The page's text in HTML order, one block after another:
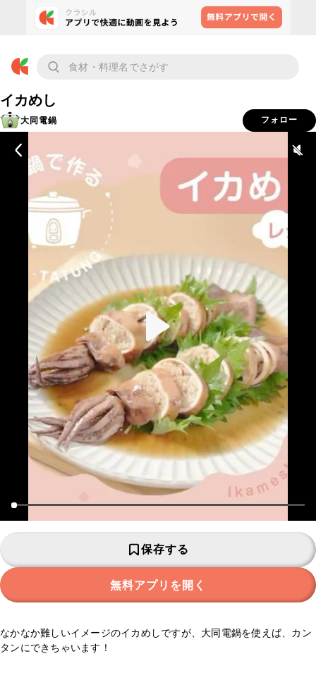
イカめし
大同電鍋 フォロー
保存する
無料アプリを開く
なかなか難しいイメージのイカめしですが、大同電鍋を使えば、カン
タンにできちゃいます！